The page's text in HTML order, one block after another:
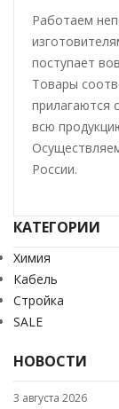
Работаем
поступает
Товары
прилагаются
всю
России.
КАТЕГОРИИ
Химия
Кабель
Стройка
SALE
НОВОСТИ
3 августа 2026